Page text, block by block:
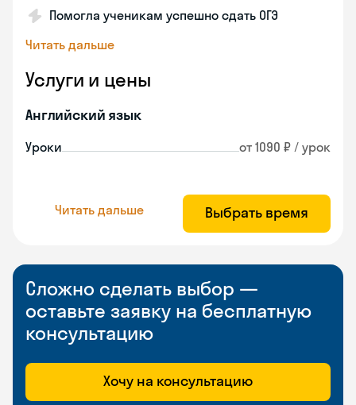
Помогла ученикам успешно сдать ОГЭ
Читать дальше
Услуги и цены
Английский язык
Уроки от 1090 ₽ / урок
Читать дальше Выбрать время
Сложно сделать выбор —
оставьте заявку на бесплатную
консультацию
Хочу на консультацию